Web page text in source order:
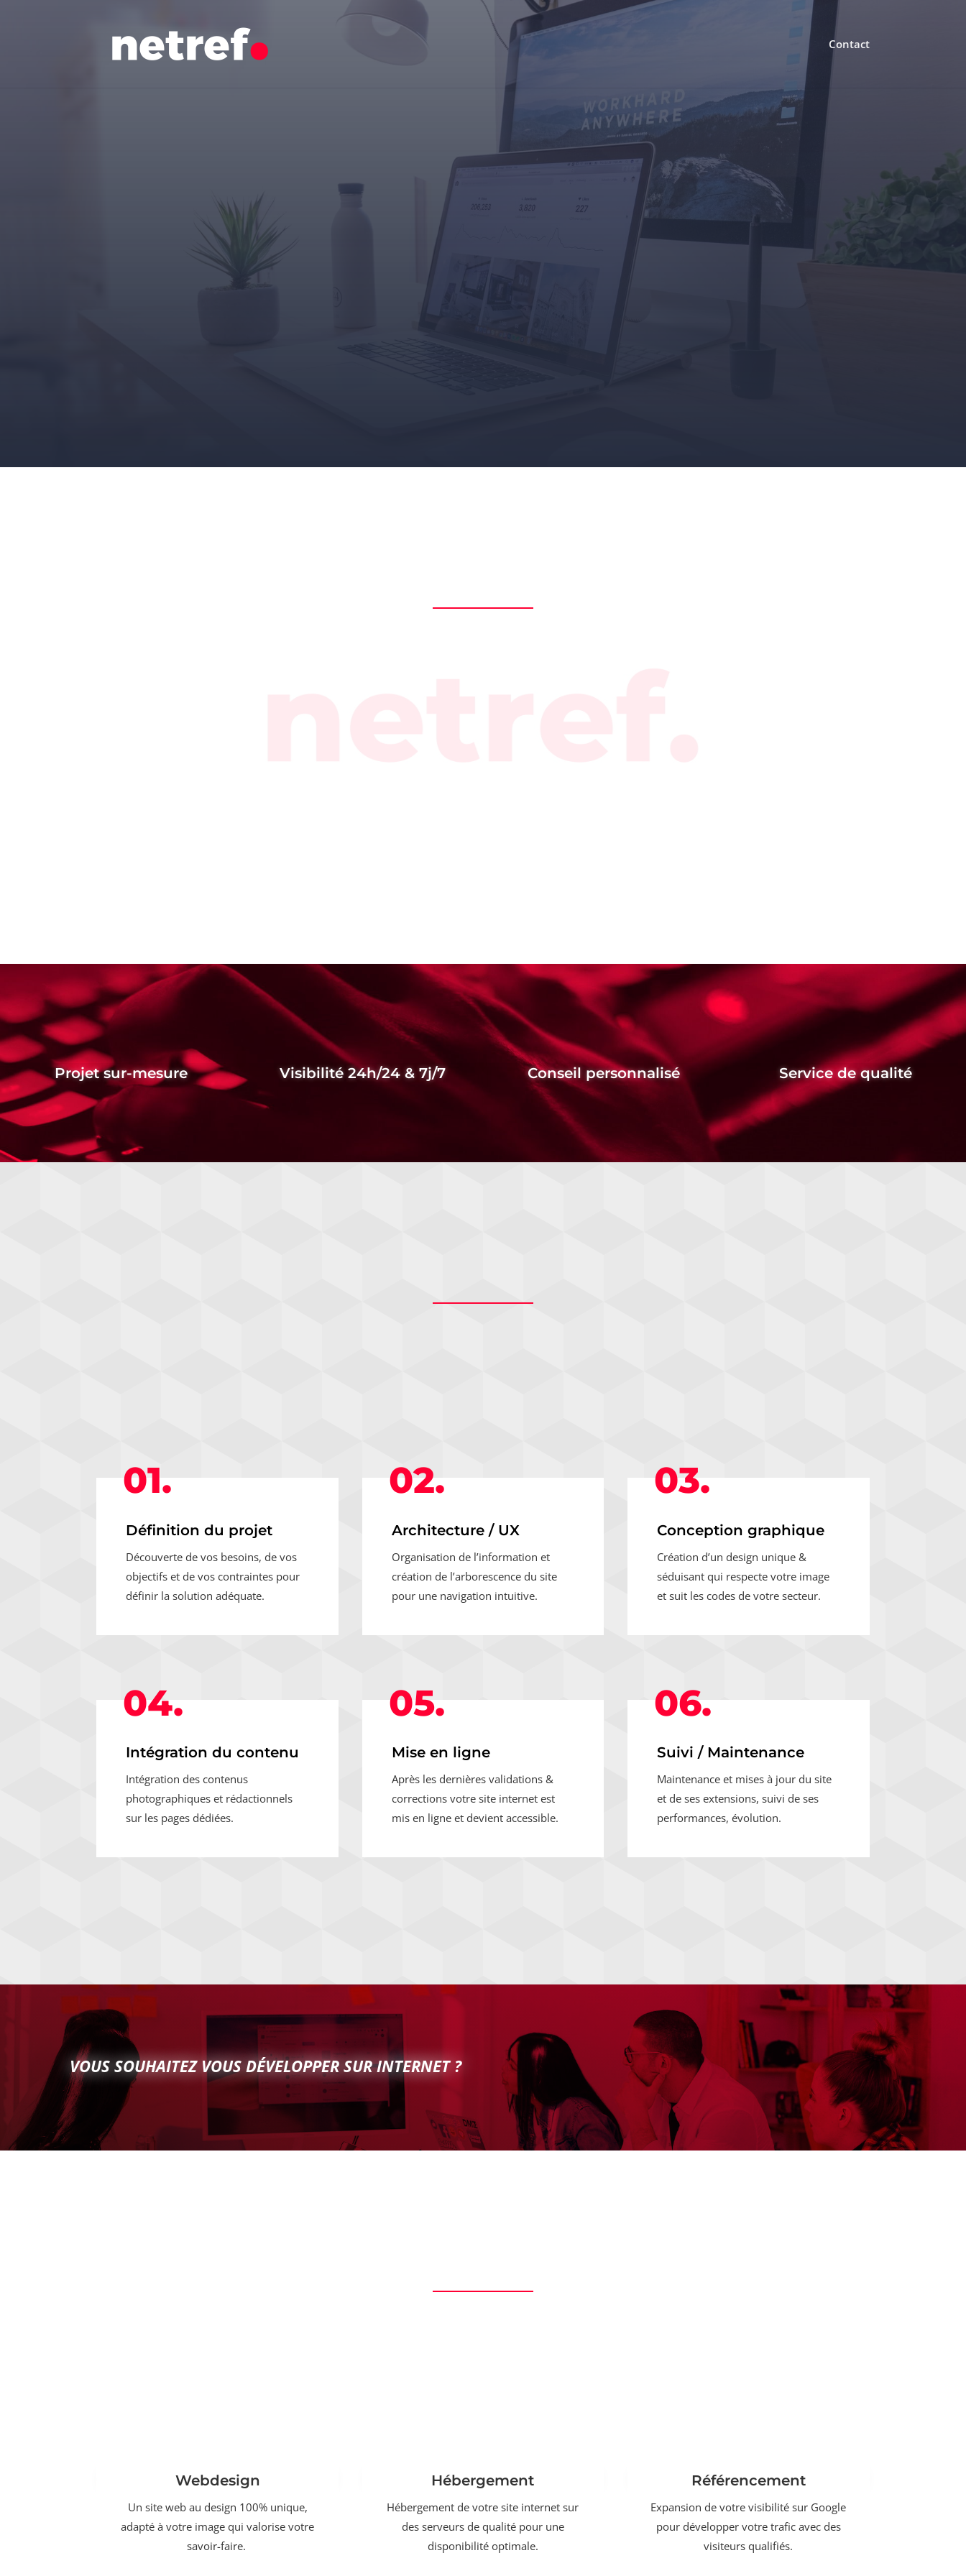
Contact
Projet sur-mesure Visibilité 24h/24 & 7j/7 Conseil personnalisé Service de qualité
01.
Définition du projet
Découverte de vos besoins, de vos
objectifs et de vos contraintes pour
définir la solution adéquate.
02.
Architecture / UX
Organisation de l’information et
création de l’arborescence du site
pour une navigation intuitive.
03.
Conception graphique
Création d’un design unique &
séduisant qui respecte votre image
et suit les codes de votre secteur.
04.
Intégration du contenu
Intégration des contenus
photographiques et rédactionnels
sur les pages dédiées.
05.
Mise en ligne
Après les dernières validations &
corrections votre site internet est
mis en ligne et devient accessible.
06.
Suivi / Maintenance
Maintenance et mises à jour du site
et de ses extensions, suivi de ses
performances, évolution.
VOUS SOUHAITEZ VOUS DÉVELOPPER SUR INTERNET ?
Webdesign
Un site web au design 100% unique,
adapté à votre image qui valorise votre
savoir-faire.
Hébergement
Hébergement de votre site internet sur
des serveurs de qualité pour une
disponibilité optimale.
Référencement
Expansion de votre visibilité sur Google
pour développer votre trafic avec des
visiteurs qualifiés.